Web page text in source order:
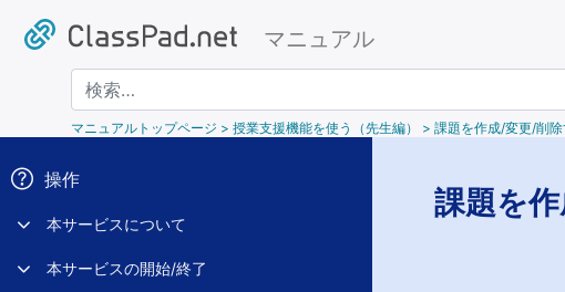
マニュアル
検索
マニュアルトップページ > 授業支援機能を使う（先生編） > 課題を作成/変更/削除
操作
本サービスについて
本サービスの開始/終了
課題を